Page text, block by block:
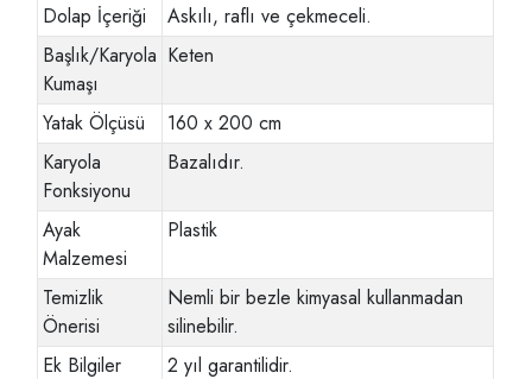
Dolap İçeriği
Askılı, raflı ve çekmeceli.
Başlık/Karyola
Kumaşı
Keten
Yatak Ölçüsü
160 x 200 cm
Karyola
Fonksiyonu
Bazalıdır.
Ayak
Malzemesi
Plastik
Temizlik
Önerisi
Nemli bir bezle kimyasal kullanmadan
silinebilir.
Ek Bilgiler
2 yıl garantilidir.